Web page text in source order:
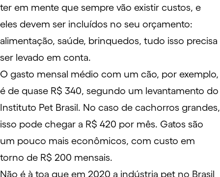
ter em mente que sempre vão existir custos, e
eles devem ser incluídos no seu orçamento:
alimentação, saúde, brinquedos, tudo isso precisa
ser levado em conta.
O gasto mensal médio com um cão, por exemplo,
é de quase R$ 340, segundo um levantamento do
Instituto Pet Brasil. No caso de cachorros grandes,
isso pode chegar a R$ 420 por mês. Gatos são
um pouco mais econômicos, com custo em
torno de R$ 200 mensais.
Não é à toa que em 2020 a indústria pet no Brasil